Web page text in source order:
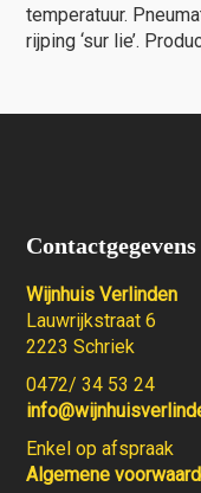
temperatuur.
rijping ‘sur lie’.
Contactgegevens
Wijnhuis Verlinden
Lauwrijkstraat 6
2223 Schriek
0472/ 34 53 24
Enkel op afspraak
Algemene